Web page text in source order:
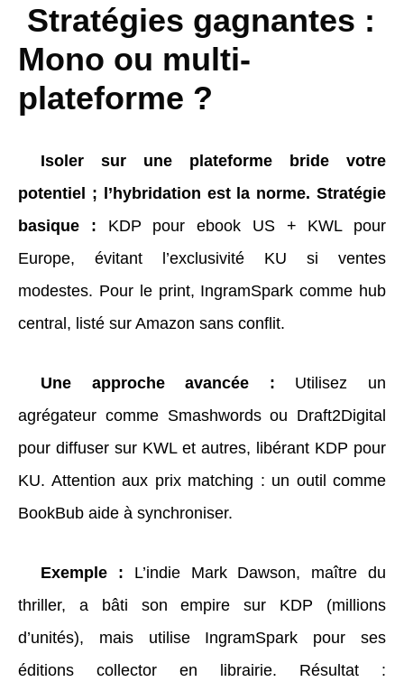
Stratégies gagnantes :
Mono ou multi-
plateforme ?
Isoler sur une plateforme bride votre
potentiel ; l’hybridation est la norme. Stratégie
basique : KDP pour ebook US + KWL pour
Europe, évitant l’exclusivité KU si ventes
modestes. Pour le print, IngramSpark comme hub
central, listé sur Amazon sans conflit.
Une approche avancée : Utilisez un
agrégateur comme Smashwords ou Draft2Digital
pour diffuser sur KWL et autres, libérant KDP pour
KU. Attention aux prix matching : un outil comme
BookBub aide à synchroniser.
Exemple : L’indie Mark Dawson, maître du
thriller, a bâti son empire sur KDP (millions
d’unités), mais utilise IngramSpark pour ses
éditions collector en librairie. Résultat :